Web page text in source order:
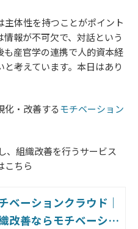
主体性を持つことがポイント
報が不可欠で、対話という
産官学の連携で人的資本経
考えています。本日はあり
化・改善する​​​​​​​モチベーション
組織改善を行うサービス
こちら
ベーションクラウド｜
改善ならモチベーショ